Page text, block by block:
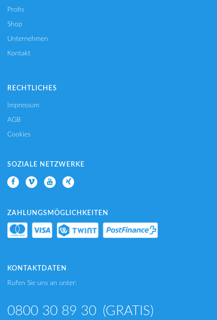
Profis
Shop
Unternehmen
Kontakt
RECHTLICHES
Impressum
AGB
Cookies
SOZIALE NETZWERKE
ZAHLUNGSMÖGLICHKEITEN
KONTAKTDATEN
Rufen Sie uns an unter:
0800 30 89 30 (GRATIS)